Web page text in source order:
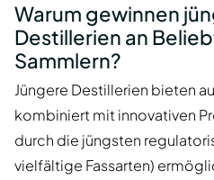
Warum gewinnen
Destillerien an
Sammlern?
Jüngere Destillerien bieten
kombiniert mit innovativen
durch die jüngsten
vielfältige Fassarten)